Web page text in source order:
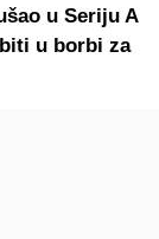
u Seriju A
u borbi za